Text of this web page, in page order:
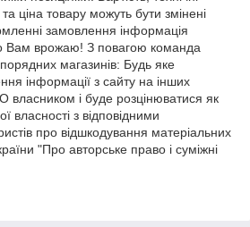
ціна товару можуть бути змінені
замовлення інформація
Вам врожаю! З повагою команда
магазинів: Будь яке
інформації з сайту на інших
і буде розцінюватися як
власності з відповідними
про відшкодування матеріальних
"Про авторське право і суміжні